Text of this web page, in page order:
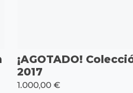
¡AGOTADO!
2017
1.000,00 €